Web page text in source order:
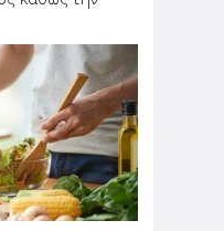
τις πολλές